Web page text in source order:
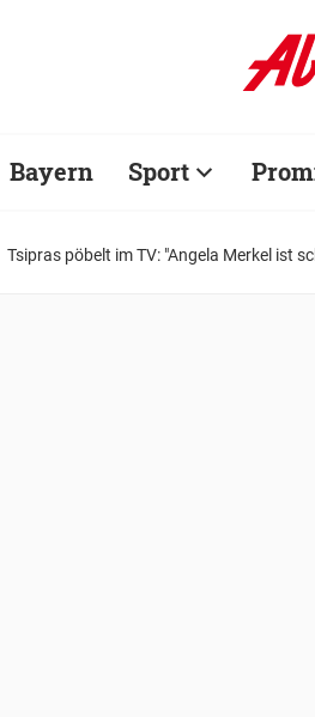
Bayern Sport
Tsipras pöbelt im TV: "Angela Merkel ist